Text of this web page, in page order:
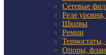
Сетевые
Реле
Шкивы
Ремни
Термостаты,
Опоры,